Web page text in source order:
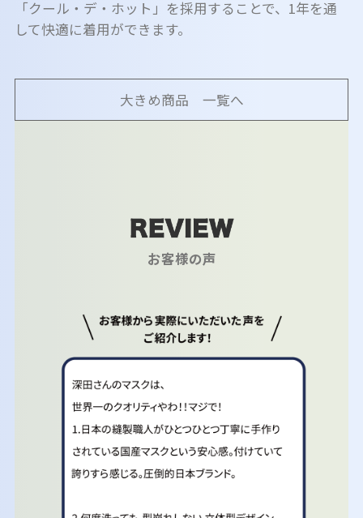
「クール・デ・ホット」を採用することで、1年を通
して快適に着用ができます。
大きめ商品 一覧へ
お客様の声